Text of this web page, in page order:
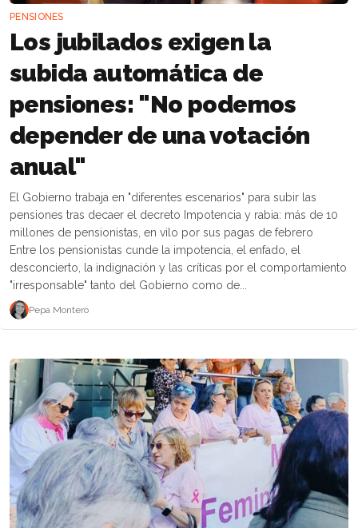
PENSIONES
Los jubilados exigen la
subida automática de
pensiones: "No podemos
depender de una votación
anual"
El Gobierno trabaja en "diferentes escenarios" para subir las
pensiones tras decaer el decreto Impotencia y rabia: más de 10
millones de pensionistas, en vilo por sus pagas de febrero
Entre los pensionistas cunde la impotencia, el enfado, el
desconcierto, la indignación y las críticas por el comportamiento
"irresponsable" tanto del Gobierno como de...
Pepa Montero